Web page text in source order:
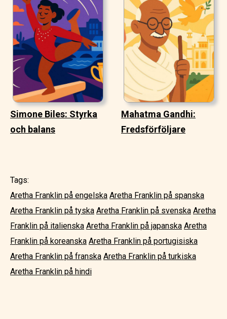
Simone Biles: Styrka
och balans
Mahatma Gandhi:
Fredsförföljare
Tags:
Aretha Franklin på engelska Aretha Franklin på spanska
Aretha Franklin på tyska Aretha Franklin på svenska Aretha
Franklin på italienska Aretha Franklin på japanska Aretha
Franklin på koreanska Aretha Franklin på portugisiska
Aretha Franklin på franska Aretha Franklin på turkiska
Aretha Franklin på hindi